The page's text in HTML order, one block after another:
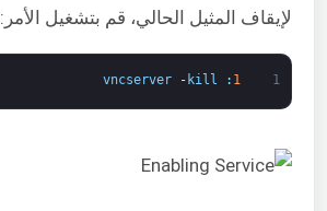
لإيقاف المثيل الحالي، قم بتشغيل الأمر:
1
vncserver - kill : 1